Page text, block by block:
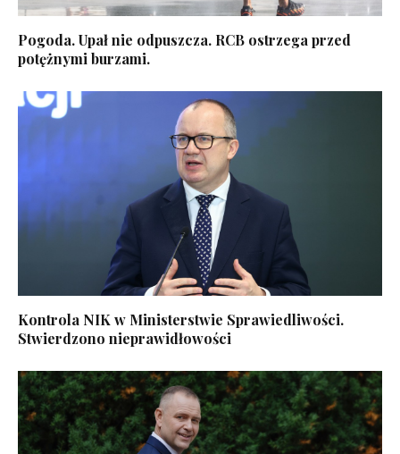
Pogoda. Upał nie odpuszcza. RCB ostrzega przed
potężnymi burzami.
Kontrola NIK w Ministerstwie Sprawiedliwości.
Stwierdzono nieprawidłowości